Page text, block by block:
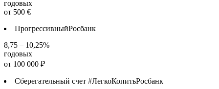
годовых
от 500 €
ПрогрессивныйРосбанк
8,75 – 10,25%
годовых
от 100 000 ₽
Сберегательный счет #ЛегкоКопитьРосбанк